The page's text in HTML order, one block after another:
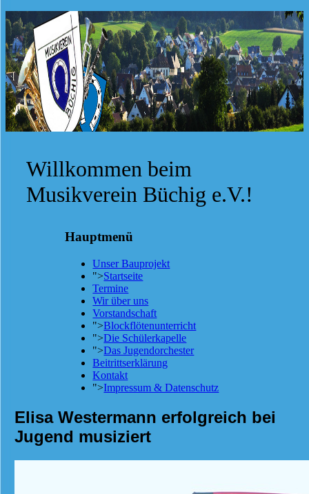
Willkommen beim
Musikverein Büchig e.V.!
Hauptmenü
Unser Bauprojekt
">Startseite
Termine
Wir über uns
Vorstandschaft
">Blockflötenunterricht
">Die Schülerkapelle
">Das Jugendorchester
Beitrittserklärung
Kontakt
">Impressum & Datenschutz
Elisa Westermann erfolgreich bei
Jugend musiziert